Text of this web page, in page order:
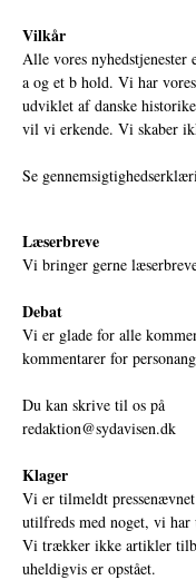
Vilkår
Alle vores
a og et b hold. Vi har
udviklet af danske
vil vi erkende. Vi skaber
Se
Læserbreve
Vi bringer gerne
Debat
Vi er glade for alle
kommentarer for
Du kan skrive til os på
redaktion@sydavisen.dk
Klager
Vi er tilmeldt
utilfreds med noget, vi
Vi trækker ikke artikler
uheldigvis er opstået.